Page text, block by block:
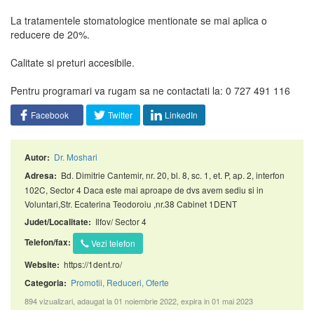
La tratamentele stomatologice mentionate se mai aplica o
reducere de 20%.
Calitate si preturi accesibile.
Pentru programari va rugam sa ne contactati la: 0 727 491 116
Facebook Twitter LinkedIn
Autor: Dr. Moshari
Adresa: Bd. Dimitrie Cantemir, nr. 20, bl. 8, sc. 1, et. P, ap. 2, interfon
102C, Sector 4 Daca este mai aproape de dvs avem sediu si in
Voluntari,Str. Ecaterina Teodoroiu ,nr.38 Cabinet 1DENT
Judet/Localitate: Ilfov/ Sector 4
Telefon/fax:
Vezi telefon
Website: https://1dent.ro/
Categoria: Promotii, Reduceri, Oferte
894 vizualizari, adaugat la 01 noiembrie 2022, expira in 01 mai 2023